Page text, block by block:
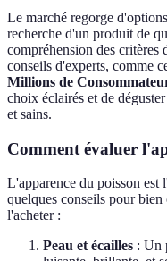
Le marché regorge
recherche d'un produit de
compréhension des critères
conseils d'experts, comme
Millions de
choix éclairés et de
et sains.
Comment évaluer
L'apparence du poisson est
quelques conseils pour
l'acheter :
Peau et écailles : Un